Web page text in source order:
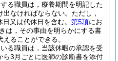
る職員は，療養期間を明記した
なければならない。 ただし，
又は代休日を含む。 第5項にお
は，その事由を明らかにする書
ることができる。
る職員は，当該休暇の承認を受
ら3月ごとに医師の診断書を添付